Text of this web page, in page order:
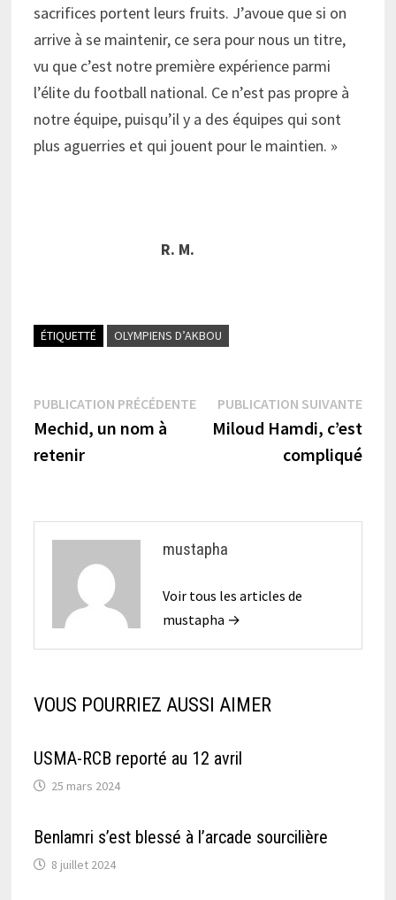
sacrifices portent leurs fruits. J’avoue que si on
arrive à se maintenir, ce sera pour nous un titre,
vu que c’est notre première expérience parmi
l’élite du football national. Ce n’est pas propre à
notre équipe, puisqu’il y a des équipes qui sont
plus aguerries et qui jouent pour le maintien. »
R. M.
ÉTIQUETTÉ OLYMPIENS D’AKBOU
Navigation
de
PUBLICATION PRÉCÉDENTEPublication
précédente :
Mechid, un nom à
retenir
PUBLICATION SUIVANTE
Miloud Hamdi, c’est
compliqué
mustapha
Voir tous les articles de
mustapha →
VOUS POURRIEZ AUSSI AIMER
USMA-RCB reporté au 12 avril
25 mars 2024
Benlamri s’est blessé à l’arcade sourcilière
8 juillet 2024